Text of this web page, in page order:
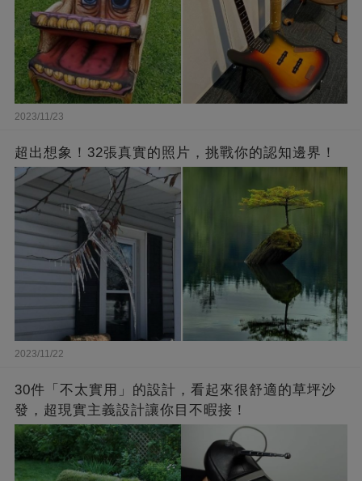
2023/11/23
超出想象！32張真實的照片，挑戰你的認知邊界！
2023/11/22
30件「不太實用」的設計，看起來很舒適的草坪沙
發，超現實主義設計讓你目不暇接！